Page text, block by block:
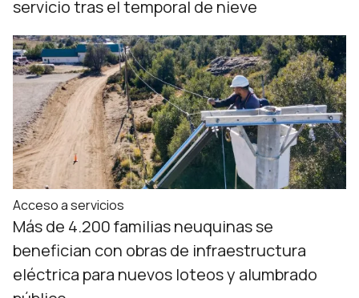
servicio tras el temporal de nieve
Acceso a servicios
Más de 4.200 familias neuquinas se
benefician con obras de infraestructura
eléctrica para nuevos loteos y alumbrado